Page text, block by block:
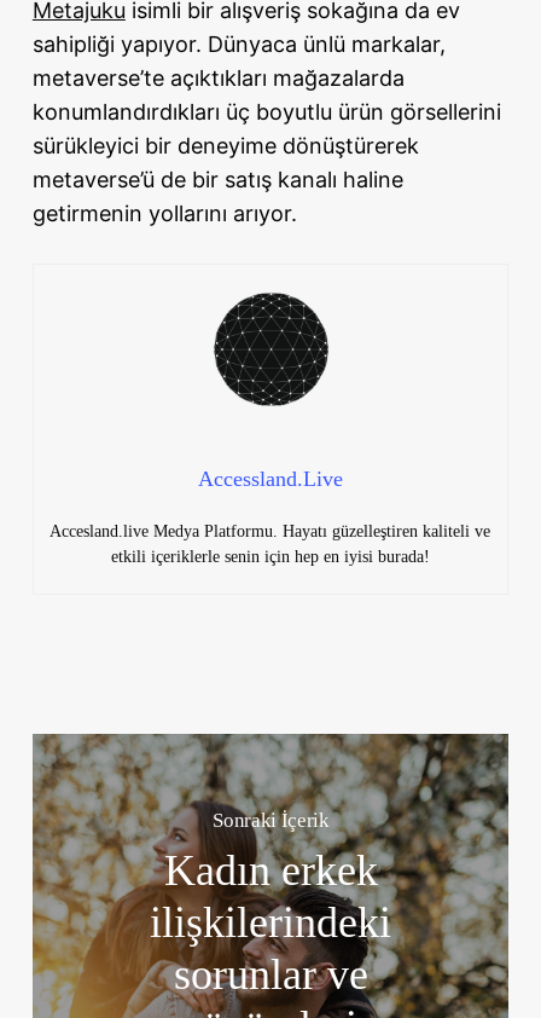
Metajuku isimli bir alışveriş sokağına da ev
sahipliği yapıyor. Dünyaca ünlü markalar,
metaverse’te açıktıkları mağazalarda
konumlandırdıkları üç boyutlu ürün görsellerini
sürükleyici bir deneyime dönüştürerek
metaverse’ü de bir satış kanalı haline
getirmenin yollarını arıyor.
Accessland.Live
Accesland.live Medya Platformu. Hayatı güzelleştiren kaliteli ve
etkili içeriklerle senin için hep en iyisi burada!
Sonraki İçerik
Kadın erkek
ilişkilerindeki
sorunlar ve